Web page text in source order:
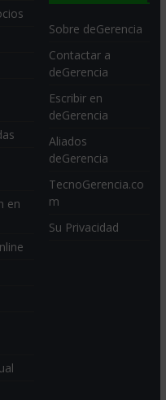
en
Sobre deGerencia
Contactar a
deGerencia
Escribir en
deGerencia
Aliados
deGerencia
TecnoGerencia.co
m
Su Privacidad